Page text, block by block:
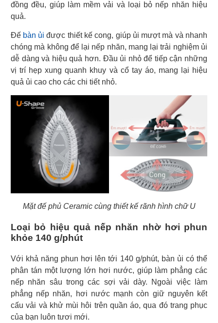
đồng đều, giúp làm mềm vải và loại bỏ nếp nhăn hiệu
quả.
Đế bàn ủi được thiết kế cong, giúp ủi mượt mà và nhanh
chóng mà không để lại nếp nhăn, mang lại trải nghiệm ủi
dễ dàng và hiệu quả hơn. Đầu ủi nhỏ để tiếp cận những
vị trí hẹp xung quanh khuy và cổ tay áo, mang lại hiệu
quả ủi cao cho các chi tiết nhỏ.
Mặt đế phủ Ceramic cùng thiết kế rãnh hình chữ U
Loại bỏ hiệu quả nếp nhăn nhờ hơi phun
khỏe 140 g/phút
Với khả năng phun hơi lên tới 140 g/phút, bàn ủi có thể
phân tán một lượng lớn hơi nước, giúp làm phẳng các
nếp nhăn sâu trong các sợi vải dày. Ngoài việc làm
phẳng nếp nhăn, hơi nước mạnh còn giữ nguyên kết
cấu vải và khử mùi hôi trên quần áo, qua đó trang phục
của bạn luôn tươi mới.